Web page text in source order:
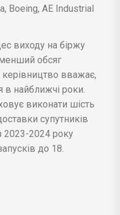
Boeing, AE Industrial
виходу на біржу
менший обсяг
керівництво вважає,
найближчі роки.
виконати шість
супутників
2023-2024 року
до 18.